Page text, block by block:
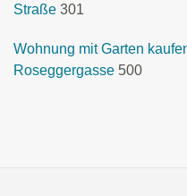
Straße 301
Wohnung mit Garten
Roseggergasse 500